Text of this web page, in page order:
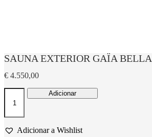
SAUNA EXTERIOR GAÏA BELLA
€ 4.550,00
Quantidade
EXTERIOR
GAÏA
Adicionar
Adicionar a Wishlist